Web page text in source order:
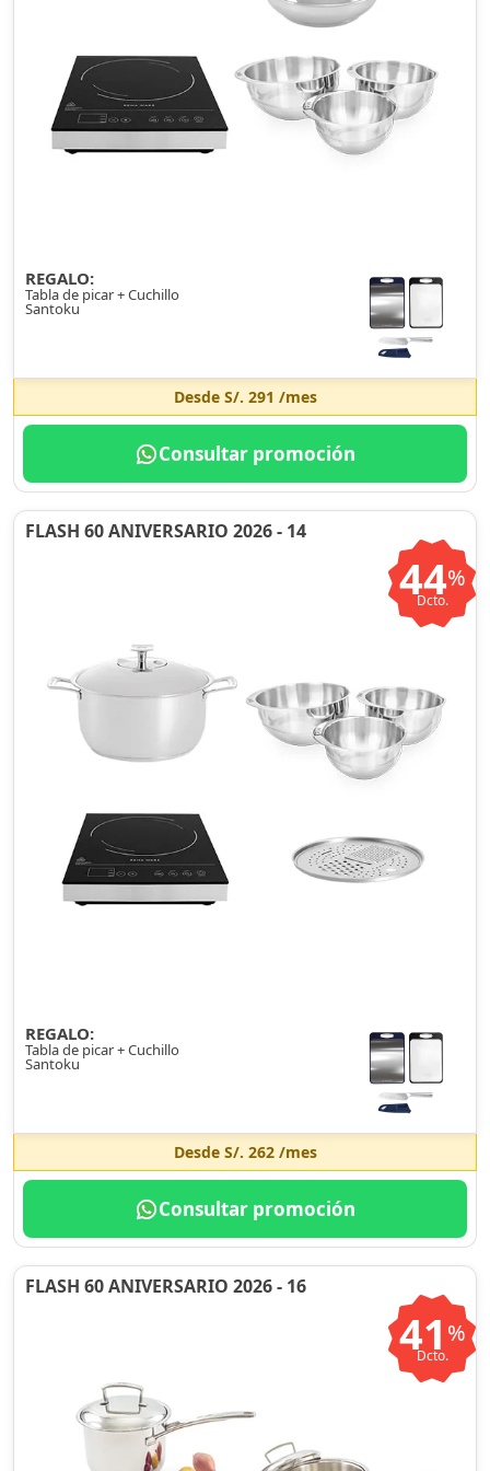
REGALO:
Tabla de picar + Cuchillo
Santoku
Desde S/. 291 /mes
Consultar promoción
FLASH 60 ANIVERSARIO 2026 - 14
44%
Dcto.
REGALO:
Tabla de picar + Cuchillo
Santoku
Desde S/. 262/mes
Consultar promoción
FLASH 60 ANIVERSARIO 2026 - 16
41 %
Dcto.